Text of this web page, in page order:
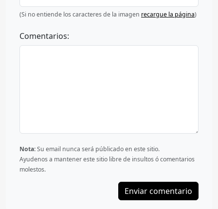
(Si no entiende los caracteres de la imagen recargue la página)
Comentarios:
Nota:Su email nunca será públicado en este sitio.
Ayudenos a mantener este sitio libre de insultos ó comentarios
molestos.